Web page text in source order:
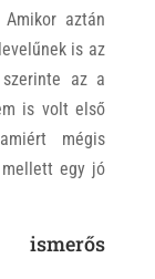
aztán
is az
az a
is volt első
mégis
egy jó